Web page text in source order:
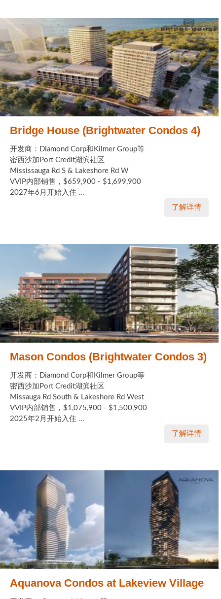
Bridge House (Brightwater Condos 4)
开发商：Diamond Corp和Kilmer Group等
密西沙加Port Credit湖滨社区
Mississauga Rd S & Lakeshore Rd W
VVIP内部销售，$659,900 - $1,699,900
2027年6月开始入住 ...
了解详情
Mason Condos (Brightwater Condos 3)
开发商：Diamond Corp和Kilmer Group等
密西沙加Port Credit湖滨社区
Missauga Rd South & Lakeshore Rd West
VVIP内部销售，$1,075,900 - $1,500,900
2025年2月开始入住 ...
了解详情
Aquanova Condos at Lakeview Village